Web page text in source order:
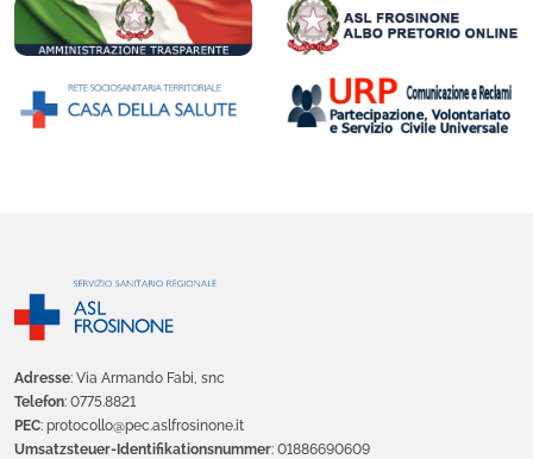
Adresse: Via Armando Fabi, snc
Telefon: 0775.8821
PEC: protocollo@pec.aslfrosinone.it
Umsatzsteuer-Identifikationsnummer: 01886690609